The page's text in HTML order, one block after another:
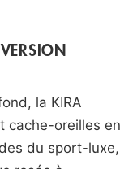
la KIRA
cache-oreilles en
du sport-luxe,